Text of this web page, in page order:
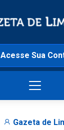
Acesse Sua
Gazeta de